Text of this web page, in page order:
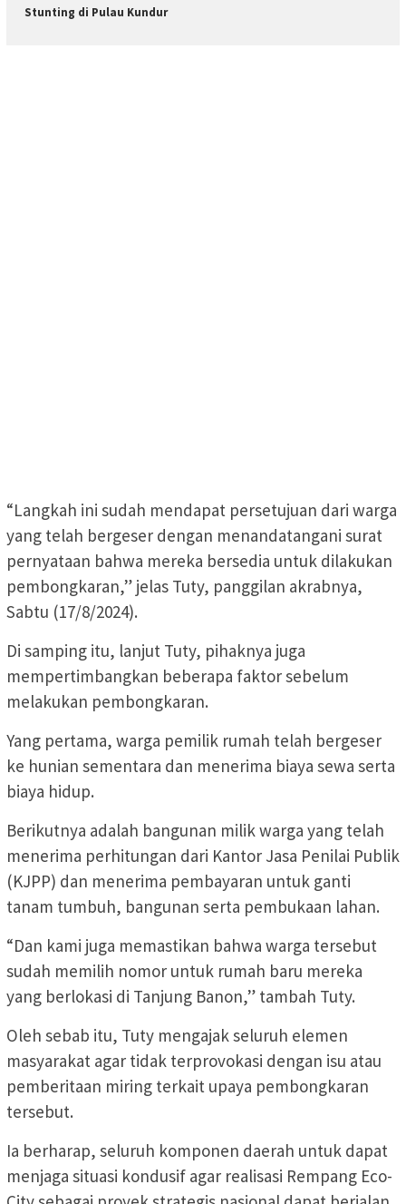
Stunting di Pulau Kundur
“Langkah ini sudah mendapat persetujuan dari warga
yang telah bergeser dengan menandatangani surat
pernyataan bahwa mereka bersedia untuk dilakukan
pembongkaran,” jelas Tuty, panggilan akrabnya,
Sabtu (17/8/2024).
Di samping itu, lanjut Tuty, pihaknya juga
mempertimbangkan beberapa faktor sebelum
melakukan pembongkaran.
Yang pertama, warga pemilik rumah telah bergeser
ke hunian sementara dan menerima biaya sewa serta
biaya hidup.
Berikutnya adalah bangunan milik warga yang telah
menerima perhitungan dari Kantor Jasa Penilai Publik
(KJPP) dan menerima pembayaran untuk ganti
tanam tumbuh, bangunan serta pembukaan lahan.
“Dan kami juga memastikan bahwa warga tersebut
sudah memilih nomor untuk rumah baru mereka
yang berlokasi di Tanjung Banon,” tambah Tuty.
Oleh sebab itu, Tuty mengajak seluruh elemen
masyarakat agar tidak terprovokasi dengan isu atau
pemberitaan miring terkait upaya pembongkaran
tersebut.
Ia berharap, seluruh komponen daerah untuk dapat
menjaga situasi kondusif agar realisasi Rempang Eco-